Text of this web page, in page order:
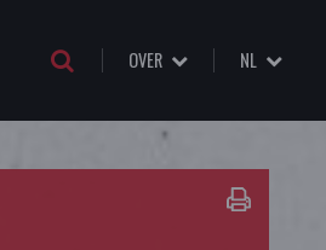
OVER NL